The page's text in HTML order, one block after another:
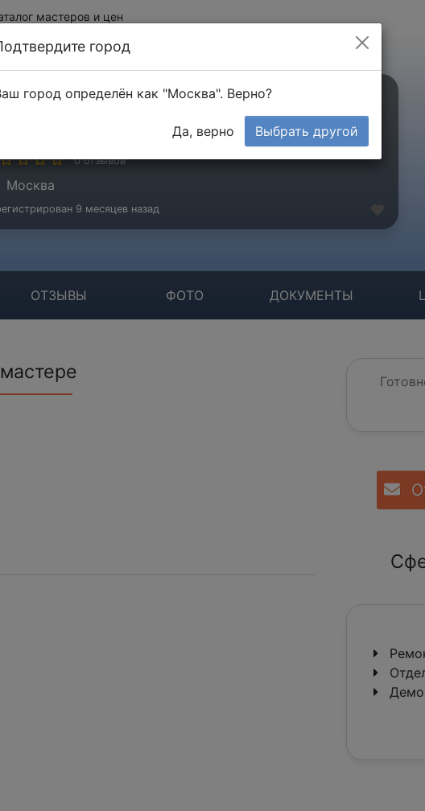
мастеров и цен
0 отзывов
Москва
9 месяцев назад
ОТЗЫВЫ ФОТО ДОКУМЕНТЫ
город
город определён как "Москва". Верно?
Да, верно Выбрать другой